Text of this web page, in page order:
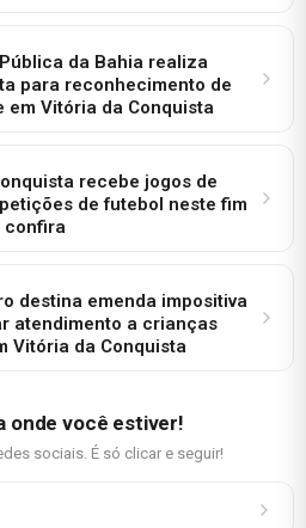
da Bahia realiza
para reconhecimento de
em Vitória da Conquista
recebe jogos de
de futebol neste fim
confira
destina emenda impositiva
atendimento a crianças
Vitória da Conquista
onde você estiver!
sociais. É só clicar e seguir!